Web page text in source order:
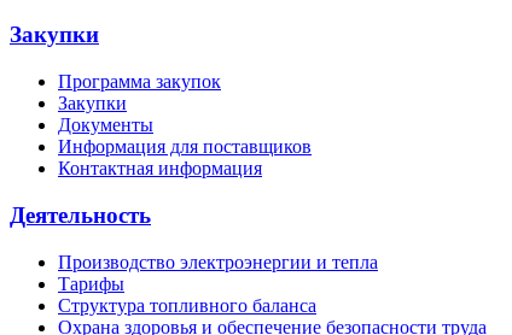
Закупки
Программа закупок
Закупки
Документы
Информация для поставщиков
Контактная информация
Деятельность
Производство электроэнергии и тепла
Тарифы
Структура топливного баланса
Охрана здоровья и обеспечение безопасности труда